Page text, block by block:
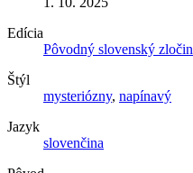
Edícia
Pôvodný slovenský zločin
Štýl
mysteriózny, napínavý
Jazyk
slovenčina